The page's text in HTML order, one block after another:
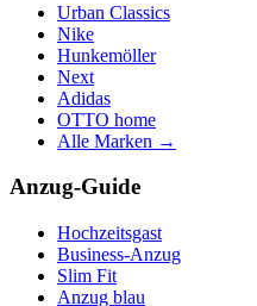
Urban Classics
Nike
Hunkemöller
Next
Adidas
OTTO home
Alle Marken →
Anzug-Guide
Hochzeitsgast
Business-Anzug
Slim Fit
Anzug blau